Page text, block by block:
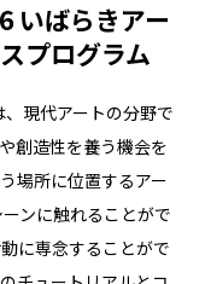
いばらきアー
プログラム
現代アートの分野で
創造性を養う機会を
場所に位置するアー
ンに触れることがで
に専念することがで